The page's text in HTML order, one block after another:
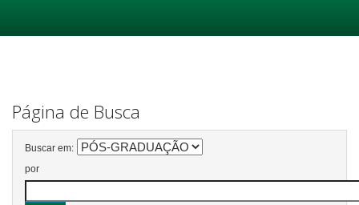
Página de Busca
Buscar em:
por